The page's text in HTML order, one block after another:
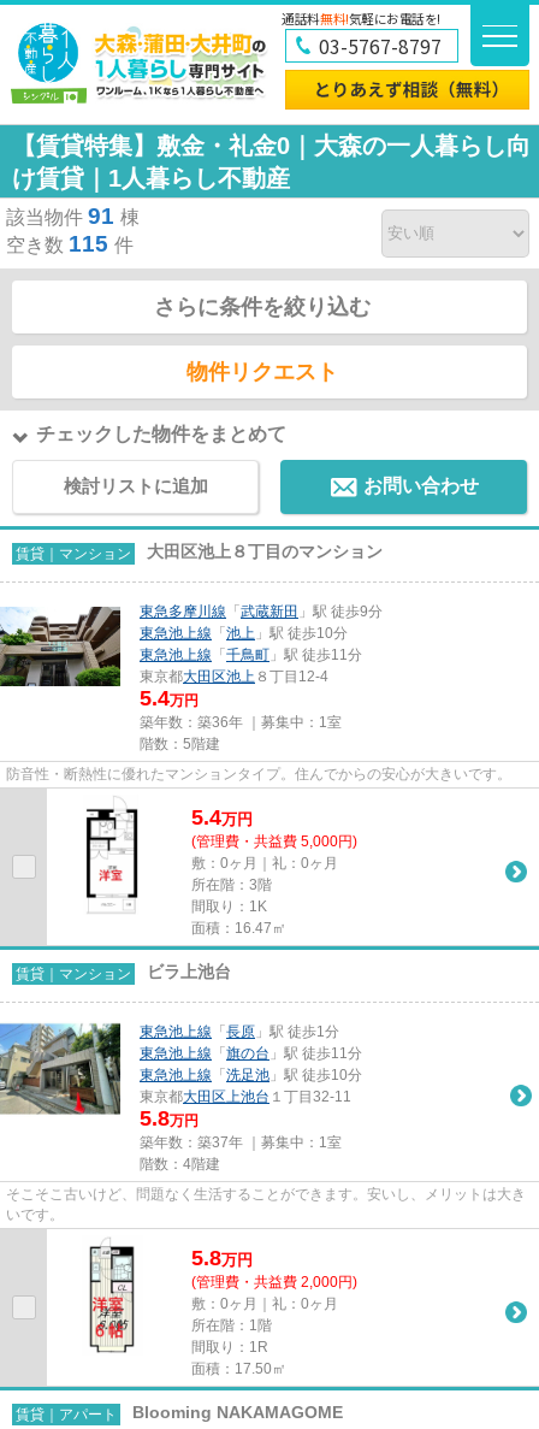
通話料無料!気軽にお電話を!
03-5767-8797
【賃貸特集】敷金・礼金0｜大森の一人暮らし向
け賃貸｜1人暮らし不動産
該当物件 91 棟
空き数 115 件
さらに条件を絞り込む
物件リクエスト
チェックした物件をまとめて
検討リストに追加 お問い合わせ
賃貸｜マンション 大田区池上８丁目のマンション
東急多摩川線 「 武蔵新田 」駅 徒歩9分
東急池上線 「 池上 」駅 徒歩10分
東急池上線 「 千鳥町 」駅 徒歩11分
東京都大田区池上 ８丁目12-4
5.4万円
築年数：築36年 ｜募集中： 1室
階数：5階建
防音性・断熱性に優れたマンションタイプ。住んでからの安心が大きいです。
5.4万円
(管理費・共益費 5,000円)
敷：0ヶ月｜礼：0ヶ月
所在階：3階
間取り：1K
面積：16.47㎡
賃貸｜マンション ビラ上池台
東急池上線 「 長原 」駅 徒歩1分
東急池上線 「 旗の台 」駅 徒歩11分
東急池上線 「 洗足池 」駅 徒歩10分
東京都大田区上池台 １丁目32-11
5.8万円
築年数：築37年 ｜募集中： 1室
階数：4階建
そこそこ古いけど、問題なく生活することができます。安いし、メリットは大き
いです。
5.8万円
(管理費・共益費 2,000円)
敷：0ヶ月｜礼：0ヶ月
所在階：1階
間取り：1R
面積：17.50㎡
賃貸｜アパート Blooming NAKAMAGOME